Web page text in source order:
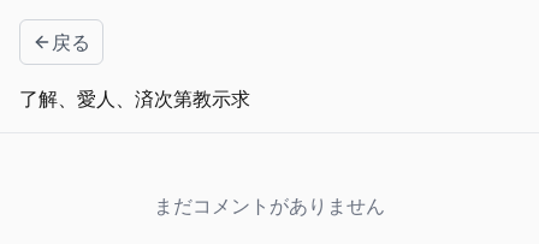
戻る
了解、愛人、済次第教示求
まだコメントがありません